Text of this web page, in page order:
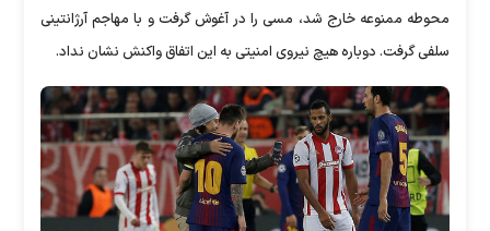
محوطه ممنوعه خارج شد، مسی را در آغوش گرفت و با مهاجم آرژانتینی
سلفی گرفت. دوباره هیچ نیروی امنیتی به این اتفاق واکنش نشان نداد.